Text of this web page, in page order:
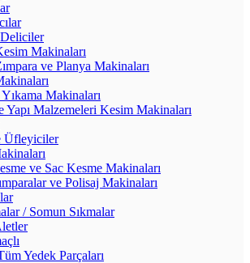
Deliciler
Makinaları
ve Planya Makinaları
Yıkama Makinaları
Yapı Malzemeleri Kesim Makinaları
Üfleyiciler
ve Sac Kesme Makinaları
ve Polisaj Makinaları
/ Somun Sıkmalar
Yedek Parçaları